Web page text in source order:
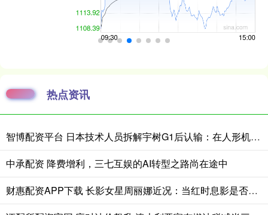
热点资讯
智博配资平台 日本技术人员拆解宇树G1后认输：在人形机器人领域，日本想在短时间内缩小与中国的差距“恐怕并不现实”
中承配资 降费增利，三七互娱的AI转型之路尚在途中
财惠配资APP下载 长影女星周丽娜近况：当红时息影是否与迟志强入狱有关？如今67岁